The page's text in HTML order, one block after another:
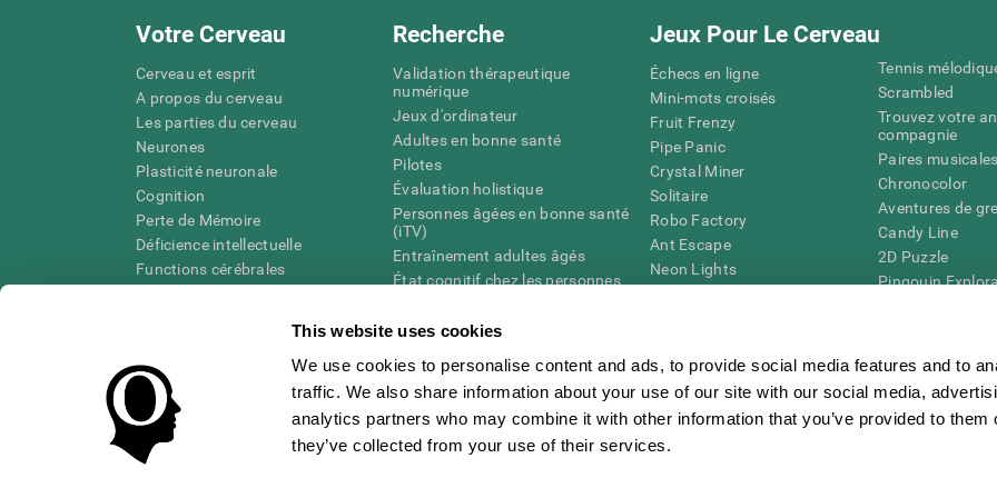
This website uses cookies
We use cookies to personalise content and ads, to provide social media features and to
traffic. We also share information about your use of our site with our social media,
analytics partners who may combine it with other information that you’ve provided to them
they’ve collected from your use of their services.
Votre Cerveau
Cerveau et esprit
A propos du cerveau
Les parties du cerveau
Neurones
Plasticité neuronale
Cognition
Perte de Mémoire
Déficience intellectuelle
Functions cérébrales
Recherche
Validation thérapeutique
numérique
Jeux d'ordinateur
Adultes en bonne santé
Pilotes
Évaluation holistique
Personnes âgées en bonne santé
(iTV)
Entraînement adultes âgés
État cognitif chez les personnes
Révision systémique
Jeux Pour Le Cerveau
Échecs en ligne
Mini-mots croisés
Fruit Frenzy
Pipe Panic
Crystal Miner
Solitaire
Robo Factory
Ant Escape
Neon Lights
Space Rescue
Chaos mathématique
Course de billes
Tennis
Scrambled
Trouvez votre
compagnie
Paires musicales
Chronocolor
Aventures de
Candy Line
2D Puzzle
Pingouin
Jeux en ligne
mémoire
Jeux pour le